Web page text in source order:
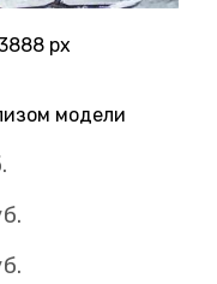
px
модели